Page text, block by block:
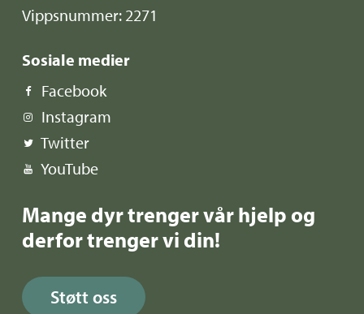
Vippsnummer: 2271
Sosiale medier
Facebook
Instagram
Twitter
YouTube
Mange dyr trenger vår hjelp og
derfor trenger vi din!
Støtt oss